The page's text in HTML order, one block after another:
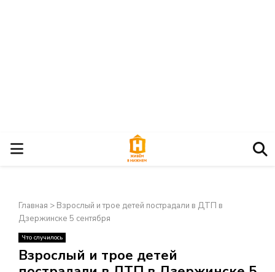
О
Н
О
Главная > Взрослый и трое детей пострадали в ДТП в
Дзержинске 5 сентября
Что случилось
Взрослый и трое детей